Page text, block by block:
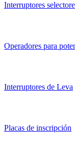
Interruptores
Operadores para
Interruptores de Leva
Placas de inscripción